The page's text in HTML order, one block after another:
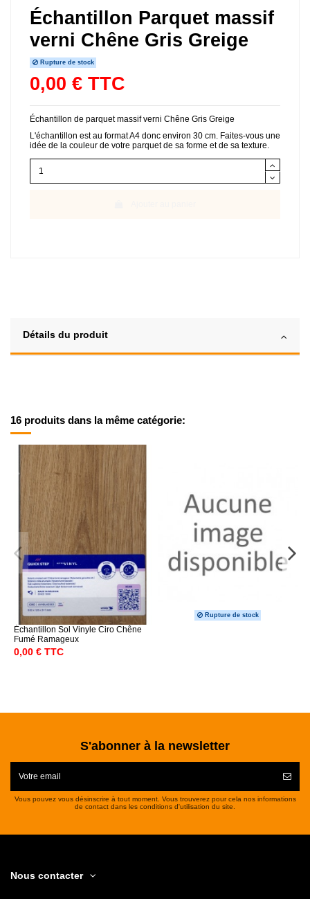
Échantillon Parquet massif
verni Chêne Gris Greige
Rupture de stock
0,00 € TTC
Échantillon de parquet massif verni Chêne Gris Greige
L'échantillon est au format A4 donc environ 30 cm. Faites-vous une
idée de la couleur de votre parquet de sa forme et de sa texture.
Détails du produit
16 produits dans la même catégorie:
Échantillon Sol Vinyle Ciro Chêne
Fumé Ramageux
0,00 € TTC
Rupture de stock
S'abonner à la newsletter
Vous pouvez vous désinscrire à tout moment. Vous trouverez pour cela nos informations
de contact dans les conditions d'utilisation du site.
Nous contacter